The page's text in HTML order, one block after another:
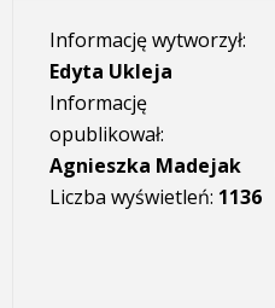
Informację wytworzył:
Edyta Ukleja
Informację
opublikował:
Agnieszka Madejak
Liczba wyświetleń: 1136